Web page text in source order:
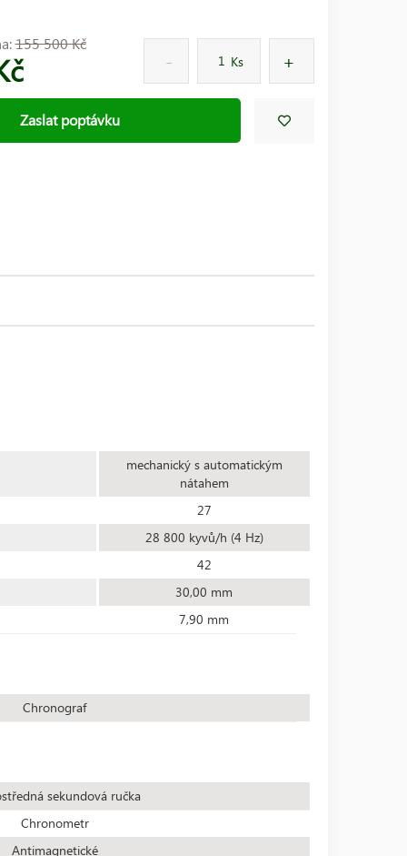
155 500 Kč
Ks
Zaslat poptávku
mechanický s automatickým
nátahem
27
28 800 kyvů/h (4 Hz)
42
30,00 mm
7,90 mm
Chronograf
sekundová ručka
Chronometr
Antimagnetické